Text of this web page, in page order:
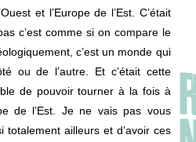
et l’Europe de l’Est. C’était
c’est comme si on compare le
c’est un monde qui
ou de l’autre. Et c’était cette
de pouvoir tourner à la fois à
de l’Est. Je ne vais pas vous
totalement ailleurs et d’avoir ces